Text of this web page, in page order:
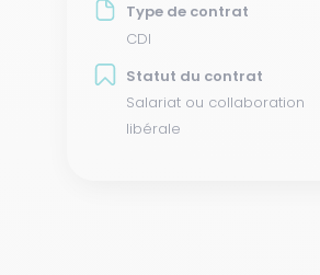
Type de contrat
CDI
Statut du contrat
Salariat ou collaboration
libérale